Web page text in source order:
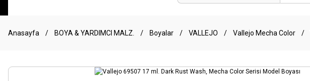
Anasayfa BOYA & YARDIMCI MALZ. Boyalar VALLEJO Vallejo Mecha Color